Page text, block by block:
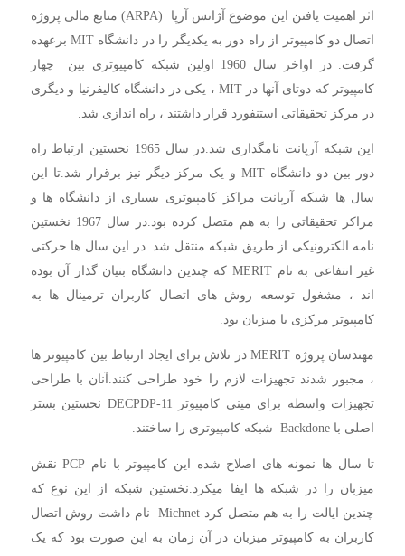
اثر اهمیت یافتن این موضوع آژانس آرپا (ARPA) منابع مالی پروژه
اتصال دو کامپیوتر از راه دور به یکدیگر را در دانشگاه MIT برعهده
گرفت. در اواخر سال 1960 اولین شبکه کامپیوتری بین چهار
کامپیوتر که دوتای آنها در MIT ، یکی در دانشگاه کالیفرنیا و دیگری
در مرکز تحقیقاتی استنفورد قرار داشتند ، راه اندازی شد.
این شبکه آرپانت نامگذاری شد.در سال 1965 نخستین ارتباط راه
دور بین دو دانشگاه MIT و یک مرکز دیگر نیز برقرار شد.تا این
سال ها شبکه آرپانت مراکز کامپیوتری بسیاری از دانشگاه ها و
مراکز تحقیقاتی را به هم متصل کرده بود.در سال 1967 نخستین
نامه الکترونیکی از طریق شبکه منتقل شد. در این سال ها حرکتی
غیر انتفاعی به نام MERIT که چندین دانشگاه بنیان گذار آن بوده
اند ، مشغول توسعه روش های اتصال کاربران ترمینال ها به
کامپیوتر مرکزی یا میزبان بود.
مهندسان پروژه MERIT در تلاش برای ایجاد ارتباط بین کامپیوتر ها
، مجبور شدند تجهیزات لازم را خود طراحی کنند.آنان با طراحی
تجهیزات واسطه برای مینی کامپیوتر DECPDP-11 نخستین بستر
اصلی با Backdone شبکه کامپیوتری را ساختند.
تا سال ها نمونه های اصلاح شده این کامپیوتر با نام PCP نقش
میزبان را در شبکه ها ایفا میکرد.نخستین شبکه از این نوع که
چندین ایالت را به هم متصل کرد Michnet نام داشت روش اتصال
کاربران به کامپیوتر میزبان در آن زمان به این صورت بود که یک